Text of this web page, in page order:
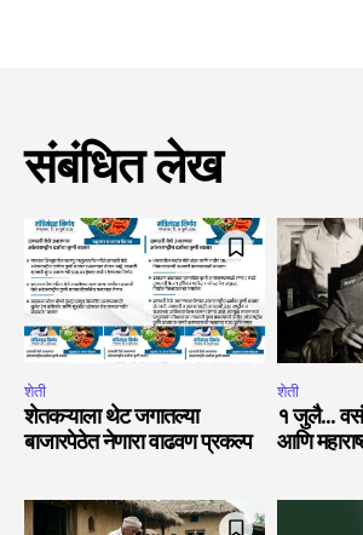
संबंधित लेख
शेती
शेतकऱ्याला थेट जगातल्या
बाजारपेठेत नेणारा वाढवण प्रकल्प
शेती
१ जुलै…
आणि